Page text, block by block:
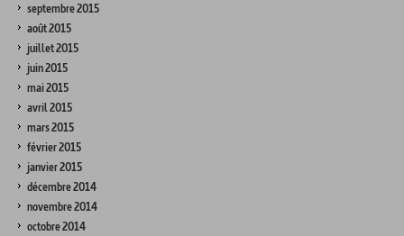
septembre 2015
août 2015
juillet 2015
juin 2015
mai 2015
avril 2015
mars 2015
février 2015
janvier 2015
décembre 2014
novembre 2014
octobre 2014